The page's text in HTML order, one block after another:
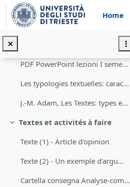
Vai al contenuto principale
Home
Minimizza
Capitoli 2 e 3 di D. Maingueneau, Discours et analyse du discours
PDF PowerPoint lezioni I semestre
Les typologies textuelles: caractéristiques de base
J.-M. Adam, Les Textes: types et prototypes. 3ème éd.
Minimizza
Textes et activités à faire
Texte (1) - Article d'opinion
Texte (2) - Un exemple d'argumentation démonstrative
Cartella consegna Analyse-commentaire Texte "Le tourisme"